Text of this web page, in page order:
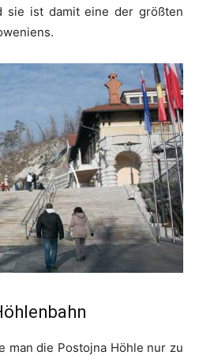
sie ist damit eine der größten
man die Postojna Höhle nur zu